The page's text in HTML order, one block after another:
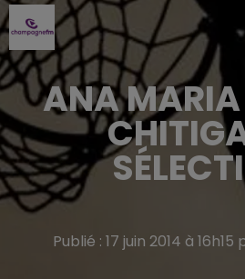
ANA
Publié : 17 juin 2014 à